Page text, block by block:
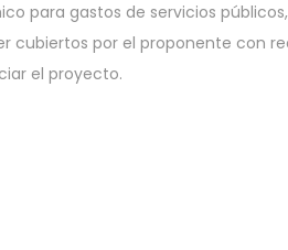
para gastos de servicios públicos,
por el proponente con
el proyecto.